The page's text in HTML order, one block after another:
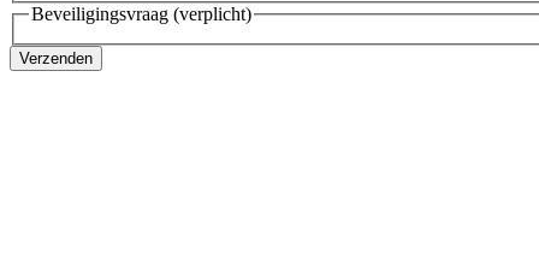
Beveiligingsvraag (verplicht)
Verzenden